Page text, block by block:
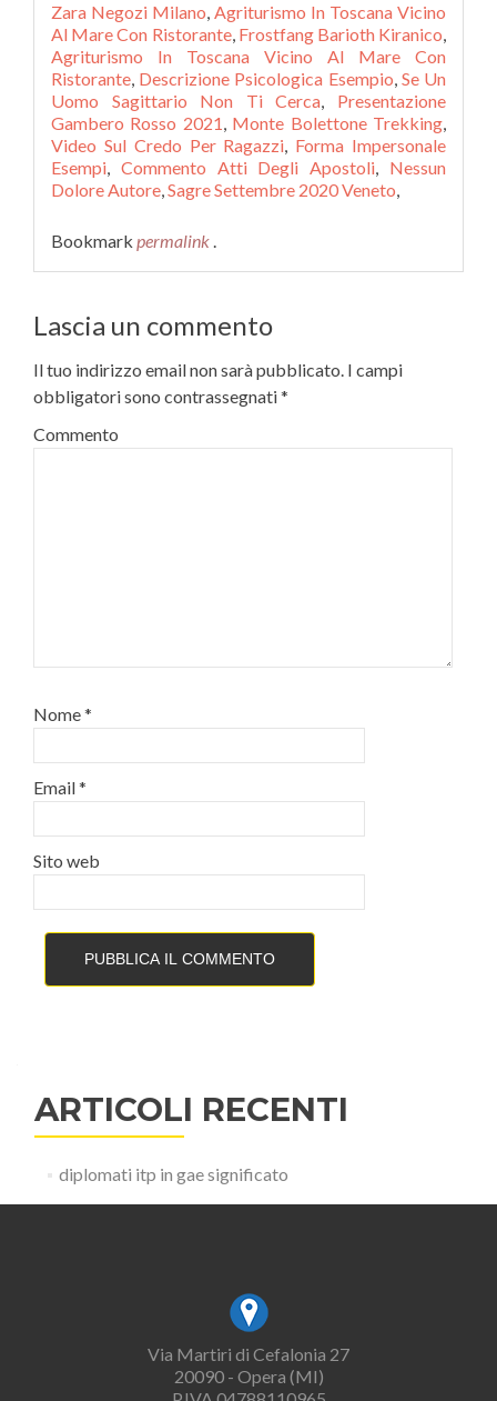
Zara Negozi Milano, Agriturismo In Toscana Vicino
Al Mare Con Ristorante, Frostfang Barioth Kiranico,
Agriturismo In Toscana Vicino Al Mare Con
Ristorante, Descrizione Psicologica Esempio, Se Un
Uomo Sagittario Non Ti Cerca, Presentazione
Gambero Rosso 2021, Monte Bolettone Trekking,
Video Sul Credo Per Ragazzi, Forma Impersonale
Esempi, Commento Atti Degli Apostoli, Nessun
Dolore Autore,Sagre Settembre 2020 Veneto,
Bookmark permalink .
Lascia un commento
Il tuo indirizzo email non sarà pubblicato. I campi
obbligatori sono contrassegnati*
Commento
Nome*
Email*
Sito web
ARTICOLI RECENTI
diplomati itp in gae significato
Via Martiri di Cefalonia 27
20090 - Opera (MI)